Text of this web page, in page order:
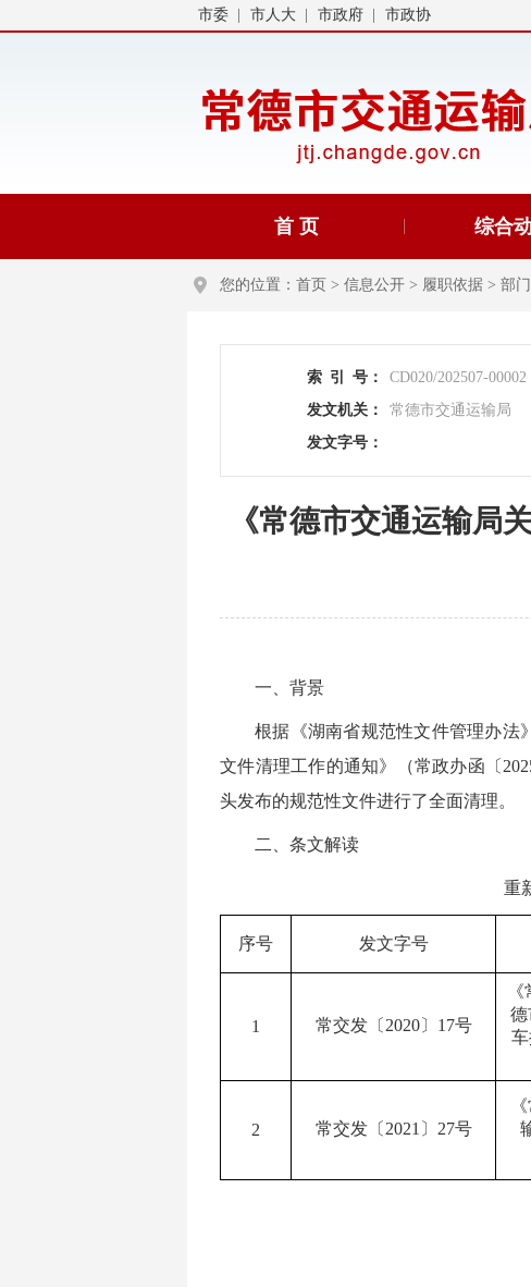
市委 市人大 市政府 市政协
首 页 综合
您的位置： 首页 > 信息公开 > 履职依据 > 部
索 引 号： CD020/202507-00002
发文机关：
常德市交通运输局
发文字号：
《常德市交通运输局
一、背景
根据《湖南省规范性文件管理办法
文件清理工作的通知》（常政办函〔
头发布的规范性文件进行了全面清理。
二、条文解读
重
序号 发文字号
1 常交发〔 2020〕 17号
德
2 常交发〔 2021 〕 27号